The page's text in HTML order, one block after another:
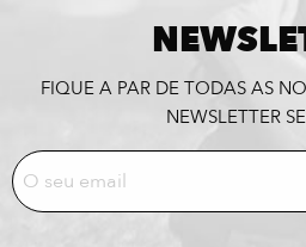
FIQUE A PAR DE TODAS AS
NEWSLETTER